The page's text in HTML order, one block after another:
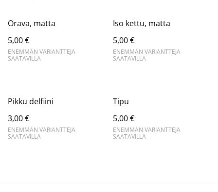
Orava, matta
5,00 €
ENEMMÄN VARIANTTEJA
SAATAVILLA
Iso kettu, matta
5,00 €
ENEMMÄN VARIANTTEJA
SAATAVILLA
Pikku delfiini
3,00 €
ENEMMÄN VARIANTTEJA
SAATAVILLA
Tipu
5,00 €
ENEMMÄN VARIANTTEJA
SAATAVILLA